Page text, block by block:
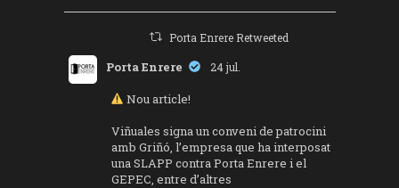
Porta Enrere Retweeted
Porta Enrere 24 jul.
Nou article!
Viñuales signa un conveni de patrocini
amb Griñó, l’empresa que ha interposat
una SLAPP contra Porta Enrere i el
GEPEC, entre d’altres